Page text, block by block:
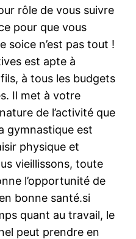
rôle de vous suivre
pour que vous
soice n’est pas tout !
est apte à
à tous les budgets
Il met à votre
de l’activité que
gymnastique est
physique et
vieillissons, toute
l’opportunité de
bonne santé.si
quant au travail, le
peut prendre en